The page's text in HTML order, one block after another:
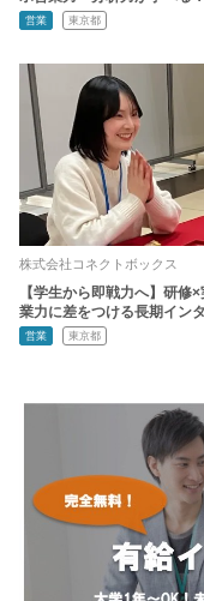
営業 東京都
株式会社コネクトボックス
【学生から即戦力へ】研修
業力に差をつける長期イン
営業 東京都